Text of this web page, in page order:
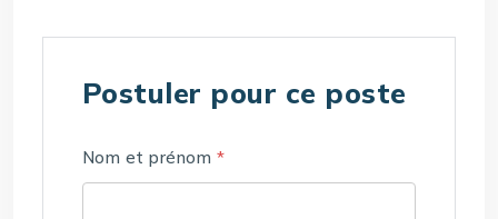
Postuler pour ce poste
Nom et prénom *